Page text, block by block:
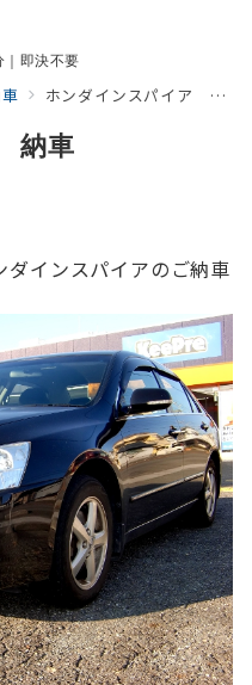
｜即決不要
ホンダインスパイア 納車
納車
インスパイアのご納車